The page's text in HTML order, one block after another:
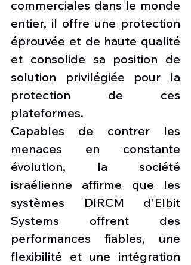
commerciales dans le monde
entier, il offre une protection
éprouvée et de haute qualité
et consolide sa position de
solution privilégiée pour la
protection de ces
plateformes.
Capables de contrer les
menaces en constante
évolution, la société
israélienne affirme que les
systèmes DIRCM d'Elbit
Systems offrent des
performances fiables, une
flexibilité et une intégration